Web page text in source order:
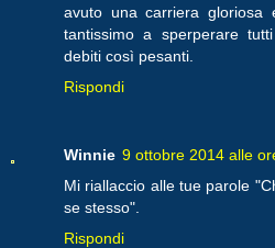
avuto una carriera gloriosa
tantissimo a sperperare
debiti così pesanti.
Rispondi
Winnie 9 ottobre 2014 alle
Mi riallaccio alle tue parole
se stesso".
Rispondi